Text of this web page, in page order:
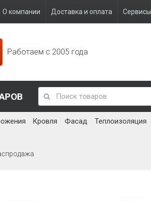
О компании Доставка и оплата Сервисы
Работаем с 2005 года
Кровля Фасад Теплоизоляция